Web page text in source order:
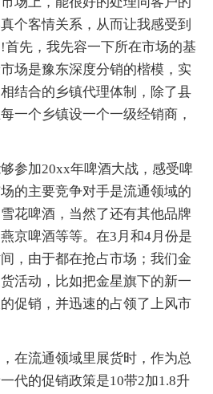
个客情关系，从而让我感受到
先，我先容一下所在市场的基
场是豫东深度分销的楷模，实
结合的乡镇代理体制，除了县
一个乡镇设一个一级经销商，
加20xx年啤酒大战，感受啤
的主要竞争对手是流通领域的
花啤酒，当然了还有其他品牌
京啤酒等等。在3月和4月份是
，由于都在抢占市场；我们金
活动，比如把金星旗下的新一
促销，并迅速的占领了上风市
流通领域里展货时，作为总
代的促销政策是10带2加1.8升